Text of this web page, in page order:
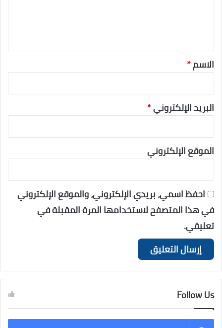
الاسم*
البريد الإلكتروني*
الموقع الإلكتروني
احفظ اسمي، بريدي الإلكتروني، والموقع الإلكتروني
في هذا المتصفح لاستخدامها المرة المقبلة في
تعليقي.
Follow Us